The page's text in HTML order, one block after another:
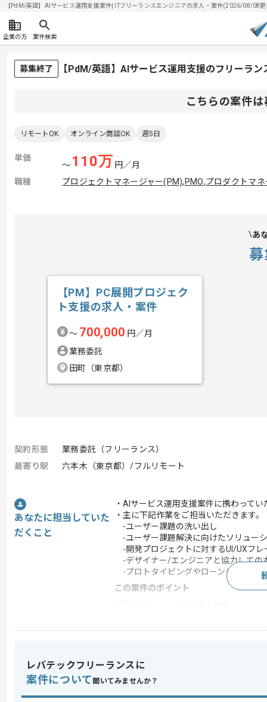
【PdM/英語】AIサービス運用支援案件| ITフリーランスエンジニアの求人・案件(2026/08/08
企業の方 案件検索
募集終了 【PdM/英語】AIサービス運用支援のフリーラン
こちらの案件
リモートOK オンライン商談OK 週5日
単価
〜 110万 円／月
職種
プロジェクトマネージャー(PM), PMO,プロダクトマ
あ
【PM】PC展開プロジェク
ト支援の求人・案件
〜 700,000 円／月
業務委託
田町（東京都）
契約形態
業務委託（フリーランス）
最寄り駅
六本木（東京都）/フルリモート
あなたに担当していた
だくこと
・AIサービス運用支援案件に携わってい
・主に下記作業をご担当いただきます。
-ユーザー課題の洗い出し
-ユーザー課題解決に向けたソリュー
-開発プロジェクトに対するUI/UXフレ
-デザイナー/エンジニアと協力しての
-プロトタイピングやローンチ後の改
この案件のポイント
スキル
求めるスキル
・ToC向けプロダクトのプロダクトマネ
・定量的なデータ分析に基づいたユー
レバテックフリーランスに
案件について 聞いてみませんか？